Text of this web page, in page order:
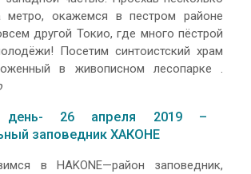
метро, окажемся в пестром районе
другой Токио, где много пёстрой
Посетим синтоистский храм
в живописном лесопарке .
26 апреля 2019 –
заповедник ХАКОНЕ
в HAKONE—район заповедник,